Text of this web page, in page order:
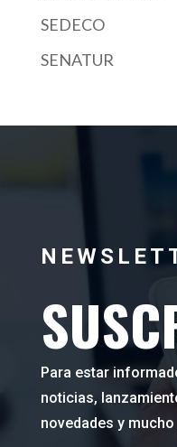
SEDECO
SENATUR
Para estar
noticias,
novedades y mucho